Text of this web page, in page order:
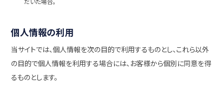
個人情報の利用
当サイトでは、個人情報を次の目的で利用するものとし、これら以外
の目的で個人情報を利用する場合には、お客様から個別に同意を得
るものとします。